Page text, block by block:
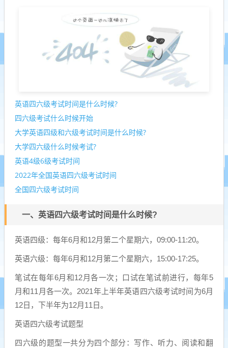
英语四六级考试时间是什么时候?
四六级考试什么时候开始
大学英语四级和六级考试时间是什么时候?
大学四六级什么时候考试?
英语4级6级考试时间
2022年全国英语四六级考试时间
全国四六级考试时间
一、英语四六级考试时间是什么时候?
英语四级：每年6月和12月第二个星期六，09:00-11:20。
英语六级：每年6月和12月第二个星期六，15:00-17:25。
笔试在每年6月和12月各一次；口试在笔试前进行，每年5
月和11月各一次。2021年上半年英语四六级考试时间为6月
12日，下半年为12月11日。
英语四六级考试题型
四六级的题型一共分为四个部分：写作、听力、阅读和翻